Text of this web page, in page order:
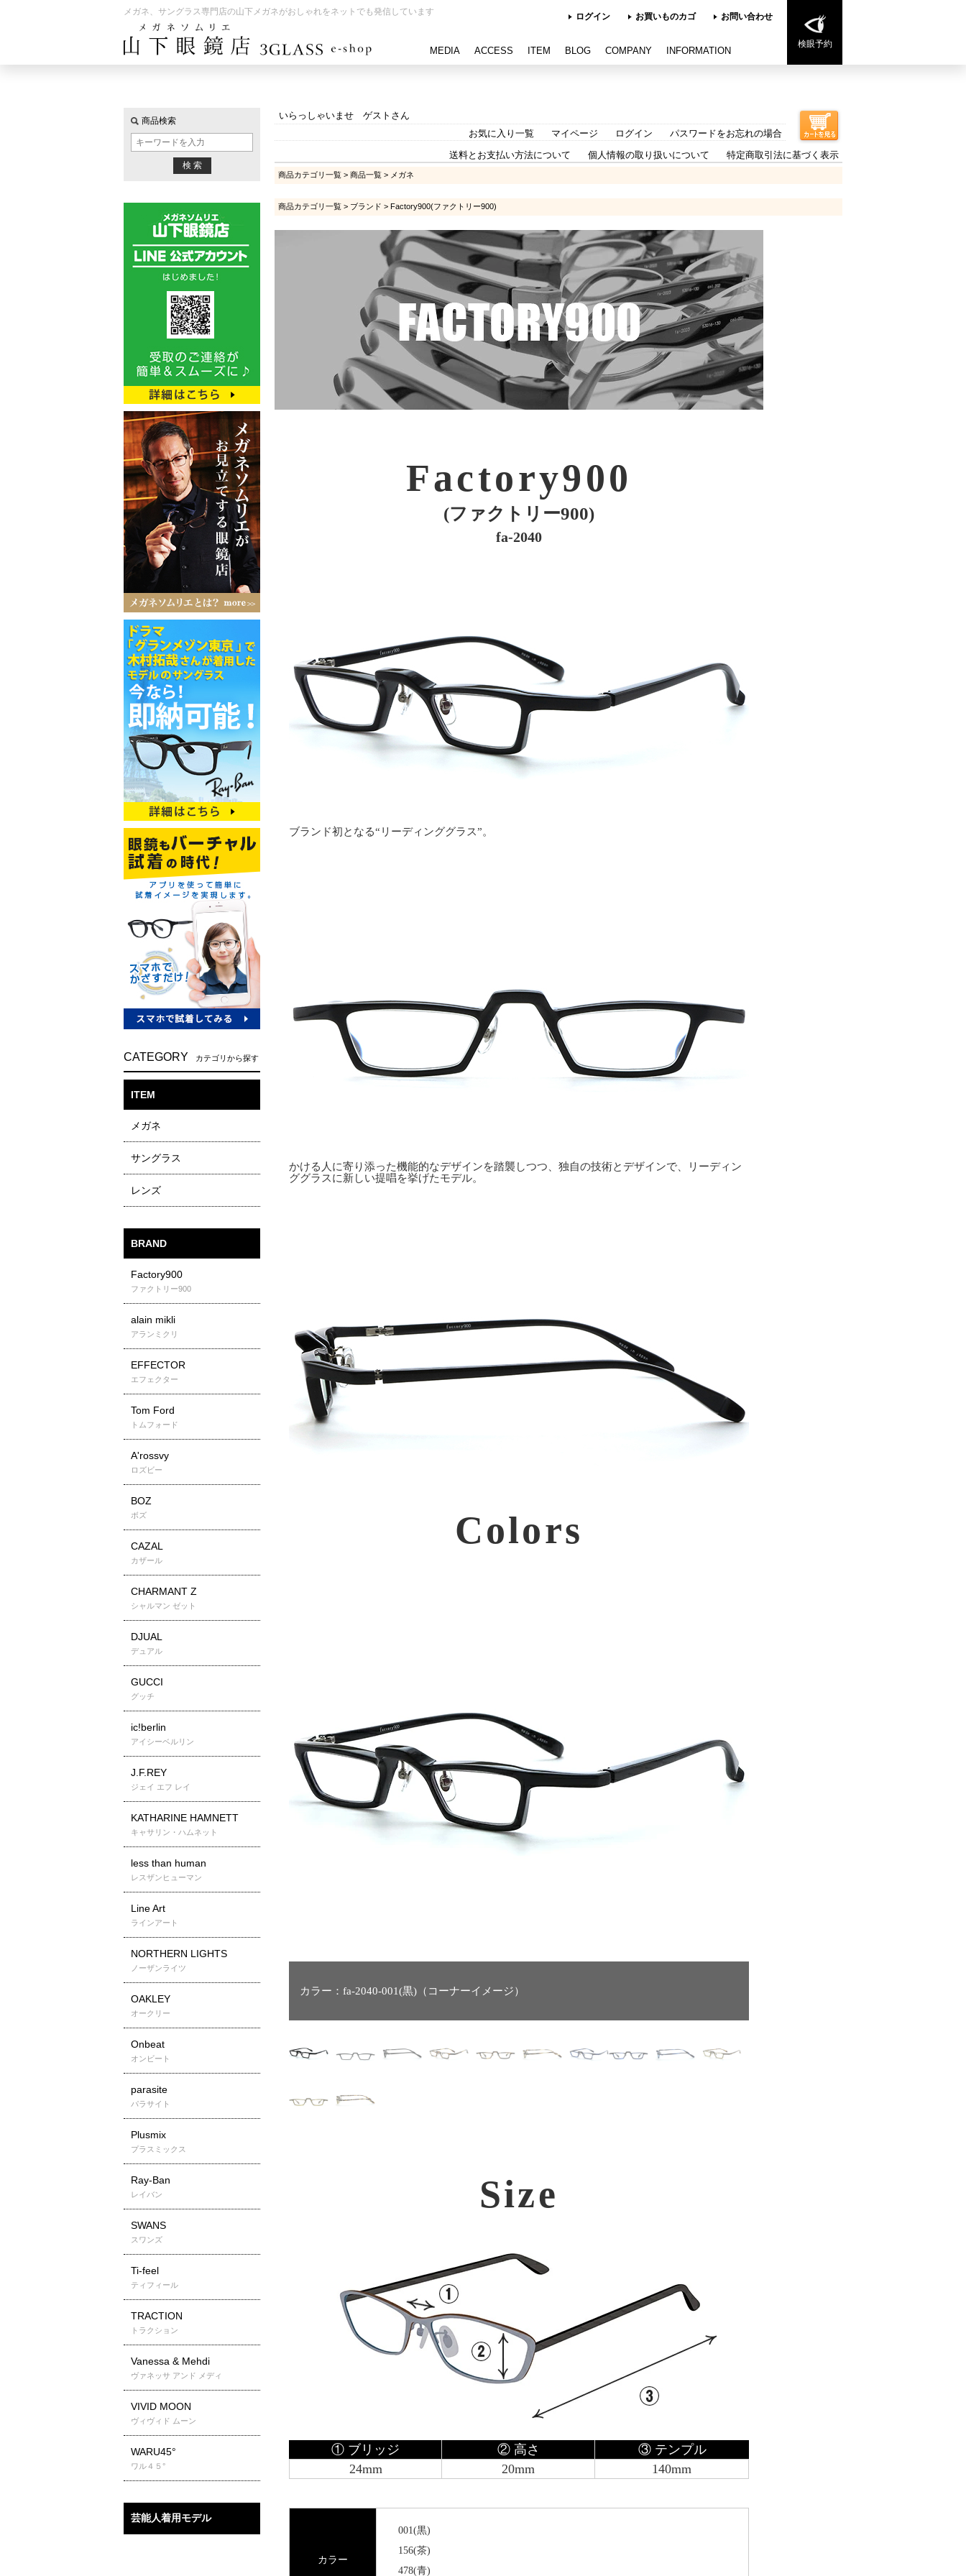
メガネ、サングラス専門店の山下メガネがおしゃれをネットでも発信しています ログイン お買いものカゴ お問い合わせ
検眼予約
MEDIA ACCESS ITEM BLOG COMPANY INFORMATION
商品検索
CATEGORY カテゴリから探す
ITEM
メガネ
サングラス
レンズ
BRAND
Factory900
ファクトリー900
alain mikli
アランミクリ
EFFECTOR
エフェクター
Tom Ford
トムフォード
A'rossvy
ロズビー
BOZ
ボズ
CAZAL
カザール
CHARMANT Z
シャルマン ゼット
DJUAL
デュアル
GUCCI
グッチ
ic!berlin
アイシーベルリン
J.F.REY
ジェイ エフ レイ
KATHARINE HAMNETT
キャサリン・ハムネット
less than human
レスザンヒューマン
Line Art
ラインアート
NORTHERN LIGHTS
ノーザンライツ
OAKLEY
オークリー
Onbeat
オンビート
parasite
パラサイト
Plusmix
プラスミックス
Ray-Ban
レイバン
SWANS
スワンズ
Ti-feel
ティフィール
TRACTION
トラクション
Vanessa & Mehdi
ヴァネッサ アンド メディ
VIVID MOON
ヴィヴィド ムーン
WARU45°
ワル４５°
芸能人着用モデル
いらっしゃいませ ゲストさん
お気に入り一覧
マイページ ログイン
パスワードをお忘れの場合
送料とお支払い方法について
個人情報の取り扱いについて 特定商取引法に基づく表示
商品カテゴリ一覧 > 商品一覧 > メガネ
商品カテゴリ一覧 > ブランド > Factory900(ファクトリー900)